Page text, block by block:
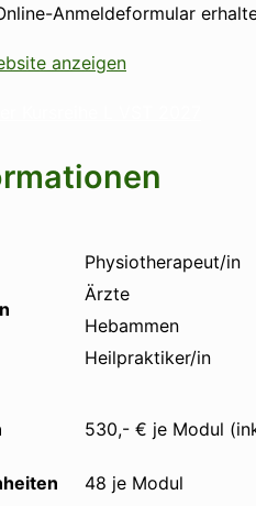
Anmeldeformular
anzeigen
Physiotherapeut/in
Ärzte
Hebammen
Heilpraktiker/in
530,- € je Modul
48 je Modul